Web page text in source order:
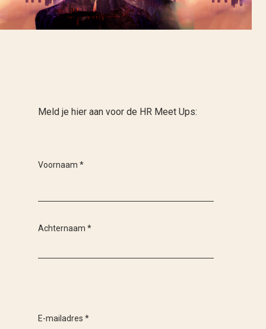
Meld je hier aan voor de HR Meet Ups:
Voornaam *
Achternaam *
E-mailadres *